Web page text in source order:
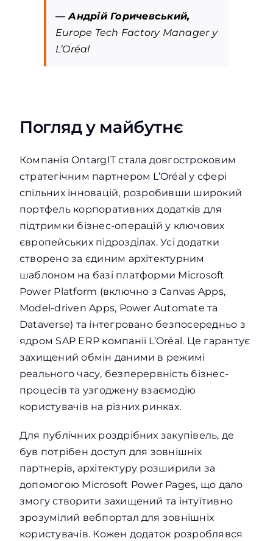
— Андрій Горичевський,
Europe Tech Factory Manager у
L’Oréal
Погляд у майбутнє
Компанія OntargIT стала довгостроковим
стратегічним партнером L’Oréal у сфері
спільних інновацій, розробивши широкий
портфель корпоративних додатків для
підтримки бізнес-операцій у ключових
європейських підрозділах. Усі додатки
створено за єдиним архітектурним
шаблоном на базі платформи Microsoft
Power Platform (включно з Canvas Apps,
Model-driven Apps, Power Automate та
Dataverse) та інтегровано безпосередньо з
ядром SAP ERP компанії L’Oréal. Це гарантує
захищений обмін даними в режимі
реального часу, безперервність бізнес-
процесів та узгоджену взаємодію
користувачів на різних ринках.
Для публічних роздрібних закупівель, де
був потрібен доступ для зовнішніх
партнерів, архітектуру розширили за
допомогою Microsoft Power Pages, що дало
змогу створити захищений та інтуїтивно
зрозумілий вебпортал для зовнішніх
користувачів. Кожен додаток розроблявся